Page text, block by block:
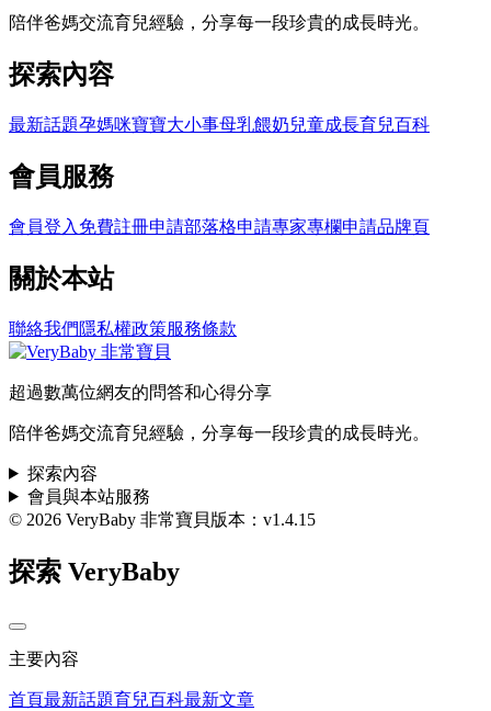
陪伴爸媽交流育兒經驗，分享每一段珍貴的成長時光。
探索內容
最新話題孕媽咪寶寶大小事母乳餵奶兒童成長育兒百科
會員服務
會員登入 免費註冊申請部落格申請專家專欄申請品牌頁
關於本站
聯絡我們 隱私權政策服務條款
超過數萬位網友的問答和心得分享
陪伴爸媽交流育兒經驗，分享每一段珍貴的成長時光。
探索內容
會員與本站服務
© 2026 VeryBaby 非常寶貝版本：v1.4.15
探索 VeryBaby
主要內容
首頁最新話題育兒百科最新文章